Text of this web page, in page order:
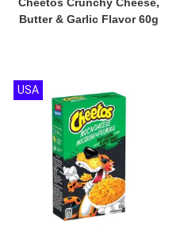
Butter & Garlic Flavor 60g
USA